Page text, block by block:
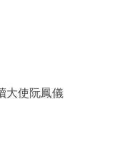
大使阮鳳儀